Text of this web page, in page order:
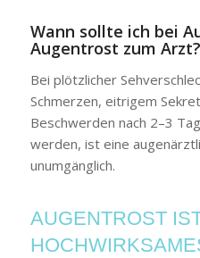
Wann sollte ich bei
Augentrost zum Arzt?
Bei plötzlicher
Schmerzen, eitrigem
Beschwerden nach 2–3
werden, ist eine
unumgänglich.
AUGENTROST